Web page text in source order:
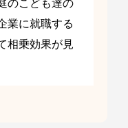
のこども達の
業に就職する
相乗効果が見